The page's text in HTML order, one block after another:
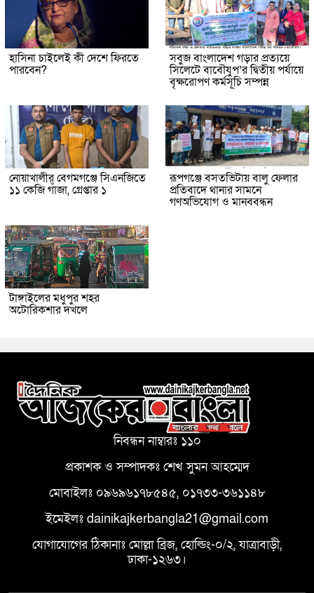
হাসিনা চাইলেই কী দেশে ফিরতে
পারবেন?
সবুজ বাংলাদেশ গড়ার প্রত্যয়ে
সিলেটে বাবৌযুপ’র দ্বিতীয় পর্যায়ে
বৃক্ষরোপণ কর্মসূচি সম্পন্ন
নোয়াখালীর বেগমগঞ্জে সিএনজিতে
১১ কেজি গাঁজা, গ্রেপ্তার ১
রূপগঞ্জে বসতভিটায় বালু ফেলার
প্রতিবাদে থানার সামনে
গণঅভিযোগ ও মানববন্ধন
টাঙ্গাইলের মধুপুর শহর
অটোরিকশার দখলে
নিবন্ধন নাম্বারঃ ১১০
প্রকাশক ও সম্পাদকঃ শেখ সুমন আহম্মেদ
মোবাইলঃ ০৯৬৯৬১৭৮৫৪৫, ০১৭৩৩-৩৬১১৪৮
ইমেইলঃ dainikajkerbangla21@gmail.com
যোগাযোগের ঠিকানাঃ মোল্লা ব্রিজ, হোল্ডিং-০/২, যাত্রাবাড়ী,
ঢাকা-১২৬৩।